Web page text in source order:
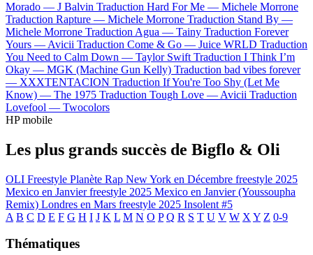
Morado — J Balvin Traduction Hard For Me — Michele Morrone
Traduction Rapture — Michele Morrone Traduction Stand By —
Michele Morrone Traduction Agua — Tainy Traduction Forever
Yours — Avicii Traduction Come & Go — Juice WRLD Traduction
You Need to Calm Down — Taylor Swift Traduction I Think I’m
Okay — MGK (Machine Gun Kelly) Traduction bad vibes forever
— XXXTENTACION Traduction If You're Too Shy (Let Me
Know) — The 1975 Traduction Tough Love — Avicii Traduction
Lovefool — Twocolors
HP mobile
Les plus grands succès de Bigflo & Oli
OLI Freestyle Planète Rap New York en Décembre freestyle 2025
Mexico en Janvier freestyle 2025 Mexico en Janvier (Youssoupha
Remix) Londres en Mars freestyle 2025 Insolent #5
A B C D E F G H I J K L M N O P Q R S T U V W X Y Z 0-9
Thématiques